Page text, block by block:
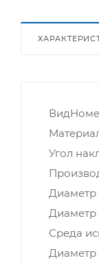
Угол
Диаметр
Диаметр
Среда
Диаметр